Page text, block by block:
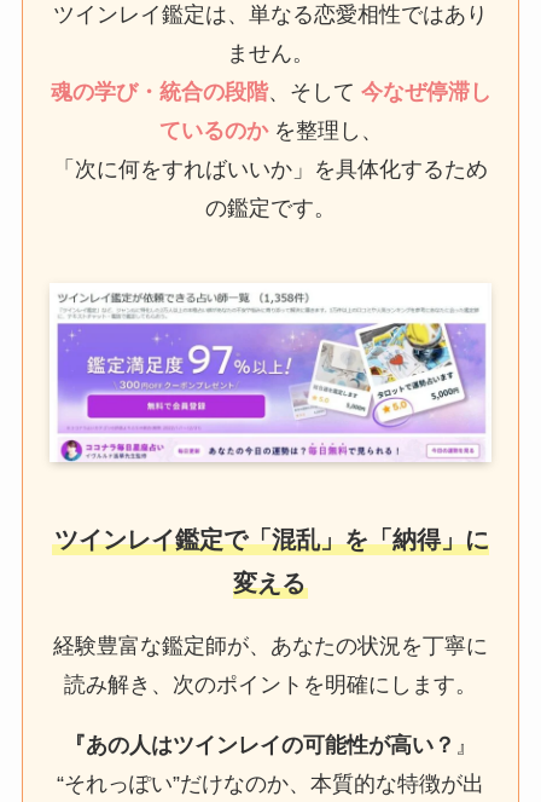
ツインレイ鑑定は、単なる恋愛相性ではあり
ません。
魂の学び・統合の段階、そして 今なぜ停滞し
ているのかを整理し、
「次に何をすればいいか」を具体化するため
の鑑定です。
ツインレイ鑑定で「混乱」を「納得」に
変える
経験豊富な鑑定師が、あなたの状況を丁寧に
読み解き、次のポイントを明確にします。
『あの人はツインレイの可能性が高い？ 』
“それっぽい”だけなのか、本質的な特徴が出